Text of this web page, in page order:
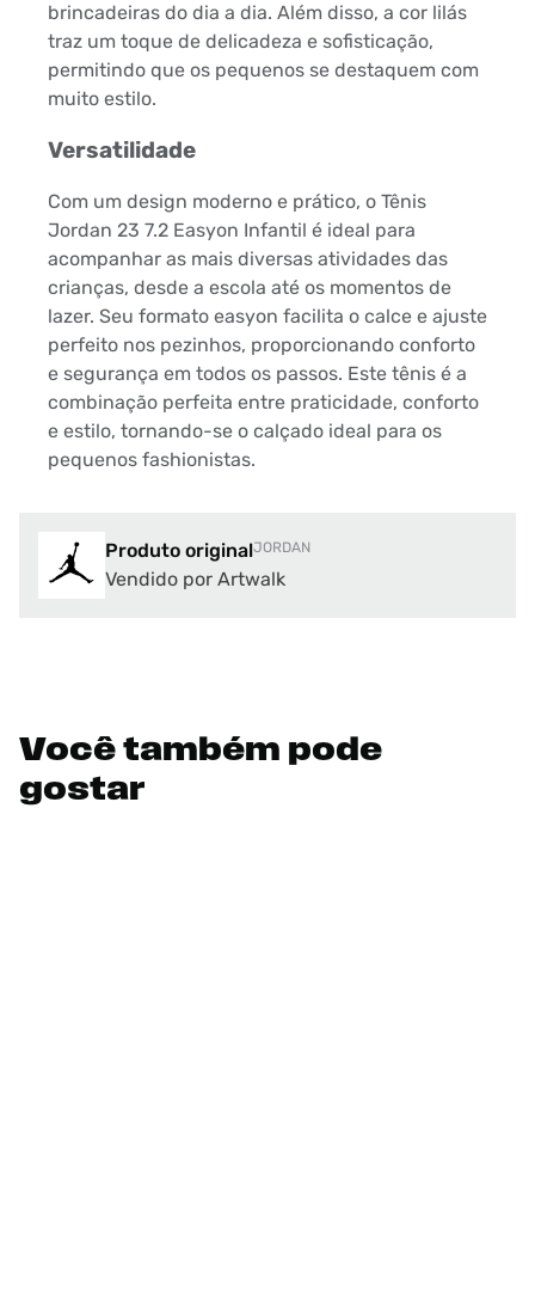
brincadeiras do dia a dia. Além disso, a cor lilás
traz um toque de delicadeza e sofisticação,
permitindo que os pequenos se destaquem com
muito estilo.
Versatilidade
Com um design moderno e prático, o Tênis
Jordan 23 7.2 Easyon Infantil é ideal para
acompanhar as mais diversas atividades das
crianças, desde a escola até os momentos de
lazer. Seu formato easyon facilita o calce e ajuste
perfeito nos pezinhos, proporcionando conforto
e segurança em todos os passos. Este tênis é a
combinação perfeita entre praticidade, conforto
e estilo, tornando-se o calçado ideal para os
pequenos fashionistas.
Produto originalJORDAN
Vendido por Artwalk
Você também pode
gostar